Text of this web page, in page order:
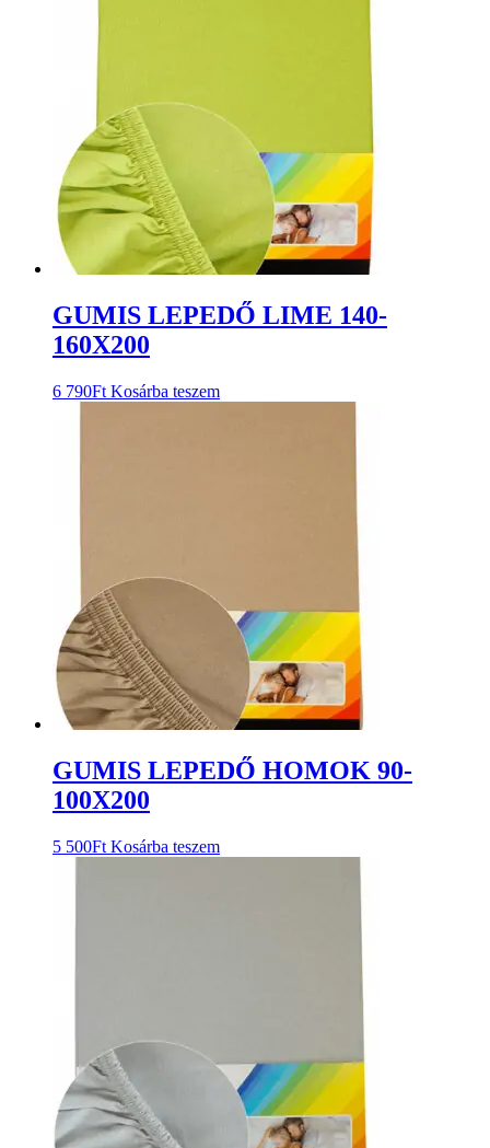
GUMIS LEPEDŐ LIME 140-
160X200
6 790Ft Kosárba teszem
GUMIS LEPEDŐ HOMOK 90-
100X200
5 500Ft Kosárba teszem